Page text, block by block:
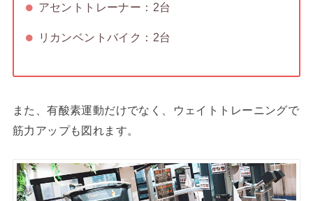
アセントトレーナー：2台
リカンベントバイク：2台
また、有酸素運動だけでなく、ウェイトトレーニングで
筋力アップも図れます。